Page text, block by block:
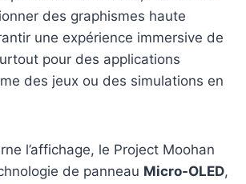
des graphismes haute
une expérience immersive de
pour des applications
des jeux ou des simulations en
l’affichage, le Project Moohan
de panneau Micro-OLED,